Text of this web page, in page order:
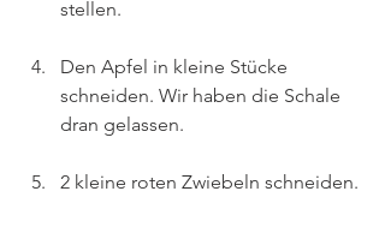
stellen.
Den Apfel in kleine Stücke
schneiden. Wir haben die Schale
dran gelassen.
2 kleine roten Zwiebeln schneiden.